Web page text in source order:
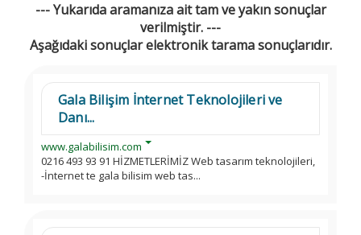
--- Yukarıda aramanıza ait tam ve yakın sonuçlar
verilmiştir. ---
Aşağıdaki sonuçlar elektronik tarama sonuçlarıdır.
Gala Bilişim İnternet Teknolojileri ve
Danı...
www.galabilisim.com
0216 493 93 91 HİZMETLERİMİZ Web tasarım teknolojileri,
-İnternet te gala bilisim web tas...